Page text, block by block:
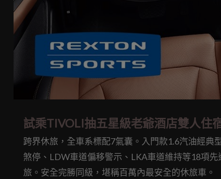
試乘TIVOLI抽五星級老爺酒店雙人住
跨界休旅，全車系標配7氣囊。入門款1.6汽油經典
煞停、LDW車道偏移警示、LKA車道維持等18項
旅。安全完勝同級，堪稱百萬內最安全的休旅車。